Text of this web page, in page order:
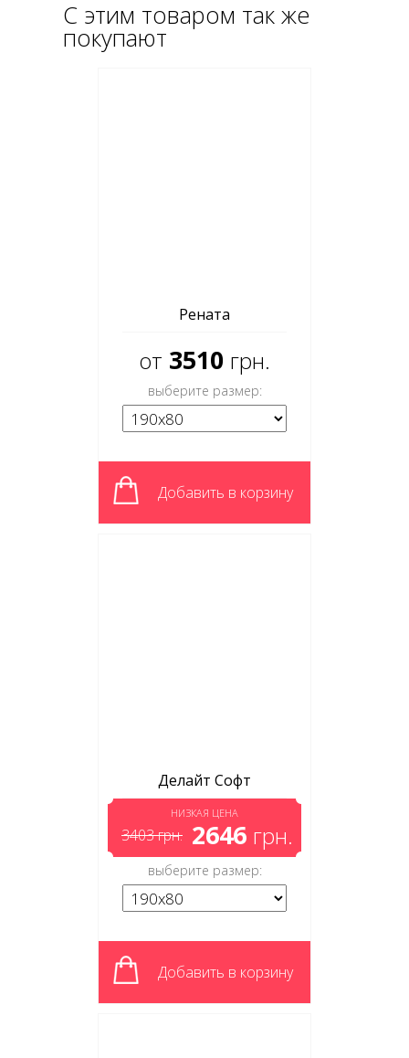
С этим товаром так же
покупают
Рената
от 3510 грн.
выберите размер:
Добавить в корзину
Делайт Софт
НИЗКАЯ ЦЕНА
3403грн. 2646 грн.
выберите размер:
Добавить в корзину